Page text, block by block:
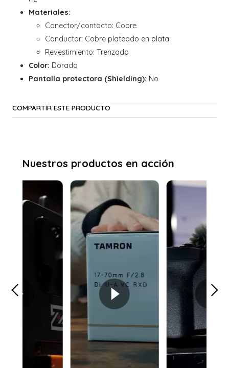
Materiales:
Conector/contacto: Cobre
Conductor: Cobre plateado en plata
Revestimiento: Trenzado
Color: Dorado
Pantalla protectora (Shielding): No
COMPARTIR ESTE PRODUCTO